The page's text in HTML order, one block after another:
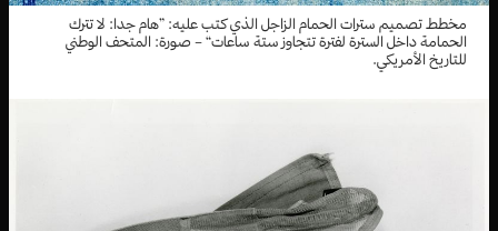
مخطط تصميم سترات الحمام الزاجل الذي كتب عليه: ”هام جدا: لا تترك
الحمامة داخل السترة لفترة تتجاوز ستة ساعات“ – صورة: المتحف الوطني
للتاريخ الأمريكي.